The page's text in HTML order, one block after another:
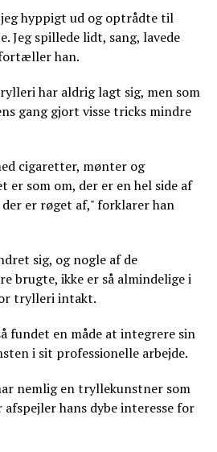
hyppigt ud og optrådte til
Jeg spillede lidt, sang, lavede
han.
har aldrig lagt sig, men som
gang gjort visse tricks mindre
cigaretter, mønter og
er som om, der er en hel side af
er røget af," forklarer han
sig, og nogle af de
brugte, ikke er så almindelige i
trylleri intakt.
fundet en måde at integrere sin
i sit professionelle arbejde.
nemlig en tryllekunstner som
hans dybe interesse for